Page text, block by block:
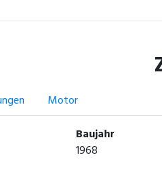
Motor
Baujahr
1968